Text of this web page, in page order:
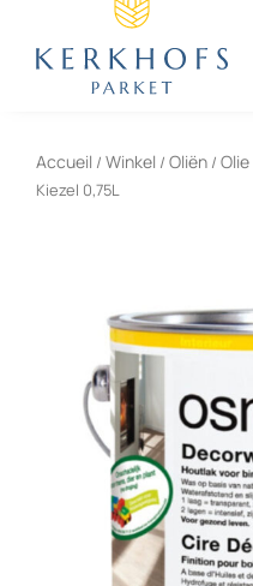
contenu
Accueil / Winkel / Oliën / Olie
Kiezel 0,75L